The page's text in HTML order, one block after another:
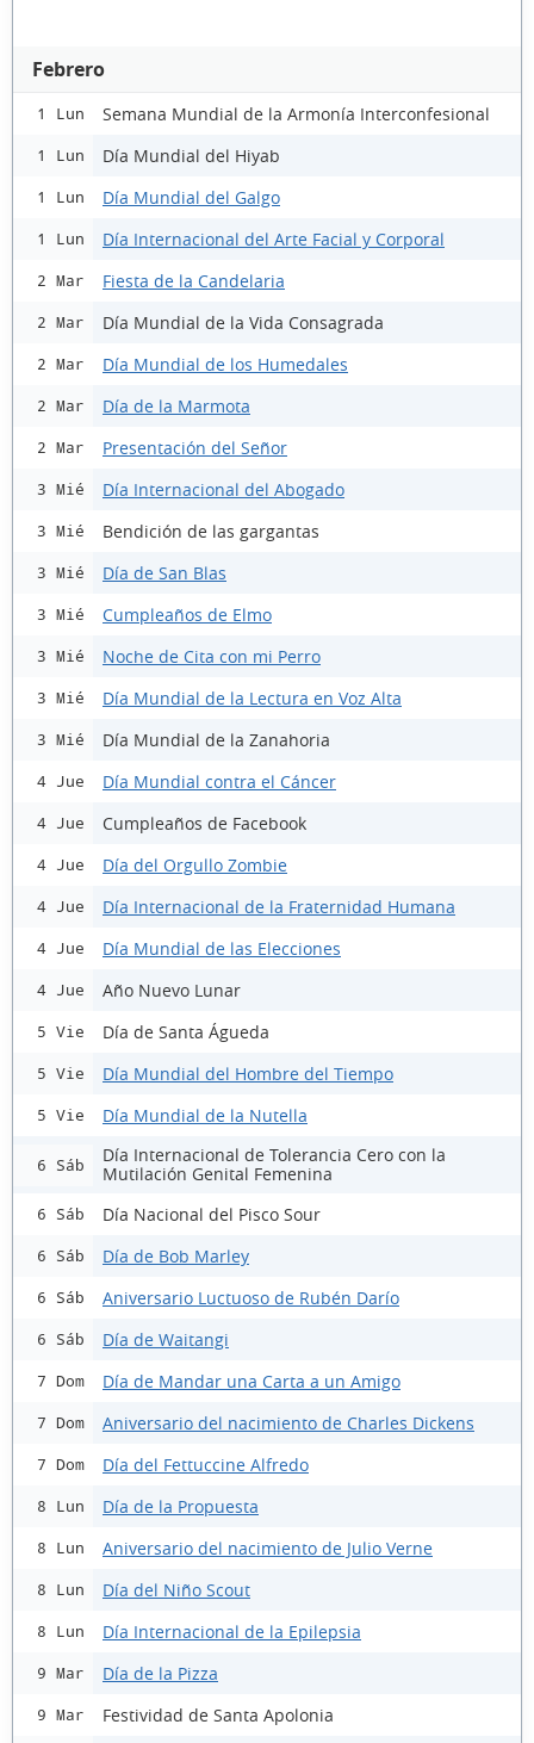
Febrero
1 Lun Semana Mundial de la Armonía Interconfesional
1 Lun Día Mundial del Hiyab
1 Lun Día Mundial del Galgo
1 Lun Día Internacional del Arte Facial y Corporal
2 Mar Fiesta de la Candelaria
2 Mar Día Mundial de la Vida Consagrada
2 Mar Día Mundial de los Humedales
2 Mar Día de la Marmota
2 Mar Presentación del Señor
3 Mié Día Internacional del Abogado
3 Mié Bendición de las gargantas
3 Mié Día de San Blas
3 Mié Cumpleaños de Elmo
3 Mié Noche de Cita con mi Perro
3 Mié Día Mundial de la Lectura en Voz Alta
3 Mié Día Mundial de la Zanahoria
4 Jue Día Mundial contra el Cáncer
4 Jue Cumpleaños de Facebook
4 Jue Día del Orgullo Zombie
4 Jue Día Internacional de la Fraternidad Humana
4 Jue Día Mundial de las Elecciones
4 Jue Año Nuevo Lunar
5 Vie Día de Santa Águeda
5 Vie Día Mundial del Hombre del Tiempo
5 Vie Día Mundial de la Nutella
6 Sáb
Día Internacional de Tolerancia Cero con la
Mutilación Genital Femenina
6 Sáb Día Nacional del Pisco Sour
6 Sáb Día de Bob Marley
6 Sáb Aniversario Luctuoso de Rubén Darío
6 Sáb Día de Waitangi
7 Dom Día de Mandar una Carta a un Amigo
7 Dom Aniversario del nacimiento de Charles Dickens
7 Dom Día del Fettuccine Alfredo
8 Lun Día de la Propuesta
8 Lun Aniversario del nacimiento de Julio Verne
8 Lun Día del Niño Scout
8 Lun Día Internacional de la Epilepsia
9 Mar Día de la Pizza
9 Mar Festividad de Santa Apolonia